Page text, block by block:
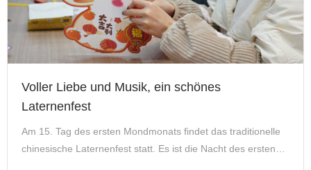
Voller Liebe und Musik, ein schönes
Laternenfest
Am 15. Tag des ersten Mondmonats findet das traditionelle
chinesische Laternenfest statt. Es ist die Nacht des ersten